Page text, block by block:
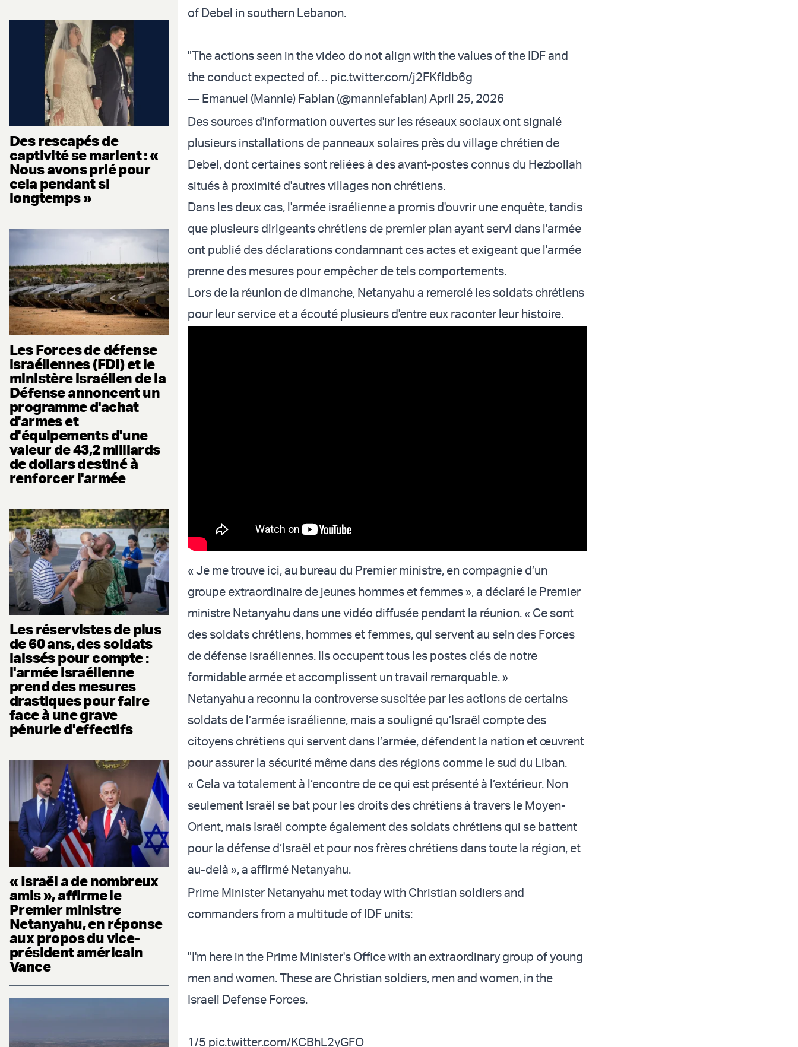
Des rescapés de
captivité se marient : «
Nous avons prié pour
cela pendant si
longtemps »
Les Forces de défense
israéliennes (FDI) et le
ministère israélien de la
Défense annoncent un
programme d'achat
d'armes et
d'équipements d'une
valeur de 43,2 milliards
de dollars destiné à
renforcer l'armée
Les réservistes de plus
de 60 ans, des soldats
laissés pour compte :
l'armée israélienne
prend des mesures
drastiques pour faire
face à une grave
pénurie d'effectifs
« Israël a de nombreux
amis », affirme le
Premier ministre
Netanyahu, en réponse
aux propos du vice-
président américain
Vance
of Debel in southern Lebanon.
"The actions seen in the video do not align with the values of the IDF and
the conduct expected of… pic.twitter.com/j2FKfIdb6g
— Emanuel (Mannie) Fabian (@manniefabian)April 25, 2026
Des sources d'information ouvertes sur les réseaux sociaux ont signalé
plusieurs installations de panneaux solaires près du village chrétien de
Debel, dont certaines sont reliées à des avant-postes connus du Hezbollah
situés à proximité d'autres villages non chrétiens.
Dans les deux cas, l'armée israélienne a promis d'ouvrir une enquête, tandis
que plusieurs dirigeants chrétiens de premier plan ayant servi dans l'armée
ont publié des déclarations condamnant ces actes et exigeant que l'armée
prenne des mesures pour empêcher de tels comportements.
Lors de la réunion de dimanche, Netanyahu a remercié les soldats chrétiens
pour leur service et a écouté plusieurs d'entre eux raconter leur histoire.
« Je me trouve ici, au bureau du Premier ministre, en compagnie d’un
groupe extraordinaire de jeunes hommes et femmes », a déclaré le Premier
ministre Netanyahu dans une vidéo diffusée pendant la réunion. « Ce sont
des soldats chrétiens, hommes et femmes, qui servent au sein des Forces
de défense israéliennes. Ils occupent tous les postes clés de notre
formidable armée et accomplissent un travail remarquable. »
Netanyahu a reconnu la controverse suscitée par les actions de certains
soldats de l’armée israélienne, mais a souligné qu’Israël compte des
citoyens chrétiens qui servent dans l’armée, défendent la nation et œuvrent
pour assurer la sécurité même dans des régions comme le sud du Liban.
« Cela va totalement à l’encontre de ce qui est présenté à l’extérieur. Non
seulement Israël se bat pour les droits des chrétiens à travers le Moyen-
Orient, mais Israël compte également des soldats chrétiens qui se battent
pour la défense d’Israël et pour nos frères chrétiens dans toute la région, et
au-delà », a affirmé Netanyahu.
Prime Minister Netanyahu met today with Christian soldiers and
commanders from a multitude of IDF units:
"I'm here in the Prime Minister's Office with an extraordinary group of young
men and women. These are Christian soldiers, men and women, in the
Israeli Defense Forces.
1/5 pic.twitter.com/KCBhL2yGFO